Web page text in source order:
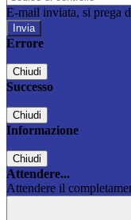
E-mail inviata, si prega
Errore
Chiudi
Successo
Chiudi
Informazione
Chiudi
Attendere...
Attendere il